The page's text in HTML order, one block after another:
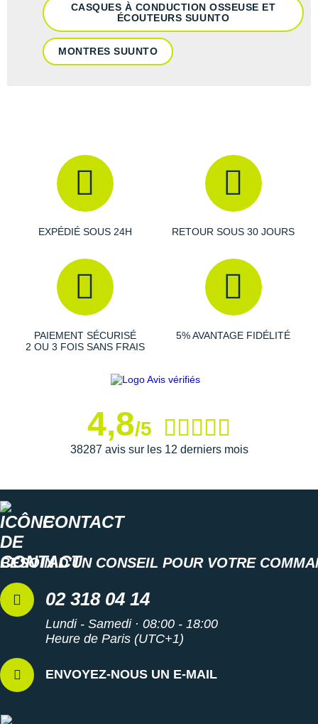
CASQUES À CONDUCTION OSSEUSE ET
ÉCOUTEURS SUUNTO
MONTRES SUUNTO
EXPÉDIÉ SOUS 24H RETOUR SOUS 30 JOURS
PAIEMENT SÉCURISÉ
2 OU 3 FOIS SANS FRAIS
5% AVANTAGE FIDÉLITÉ
4,8/5
38287 avis sur les 12 derniers mois
CONTACT
BESOIN D'UN CONSEIL POUR VOTRE
02 318 04 14
Lundi - Samedi · 08:00 - 18:00
Heure de Paris (UTC+1)
ENVOYEZ-NOUS UN E-MAIL